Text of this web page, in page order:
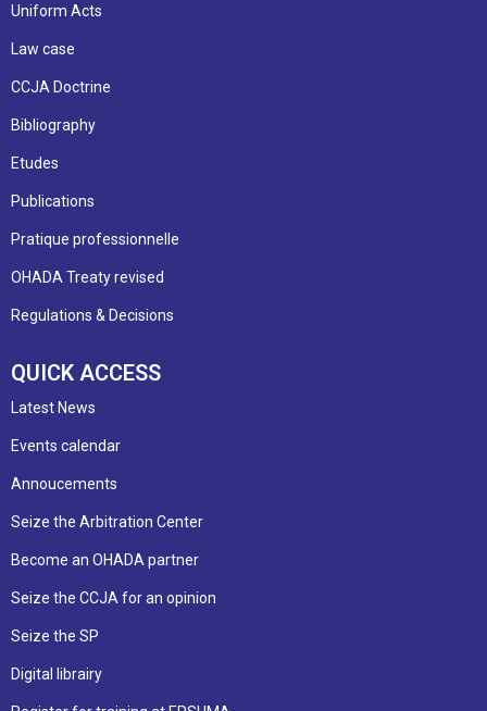
Uniform Acts
Law case
CCJA Doctrine
Bibliography
Etudes
Publications
Pratique professionnelle
OHADA Treaty revised
Regulations & Decisions
QUICK ACCESS
Latest News
Events calendar
Annoucements
Seize the Arbitration Center
Become an OHADA partner
Seize the CCJA for an opinion
Seize the SP
Digital librairy